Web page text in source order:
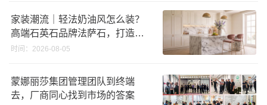
家装潮流｜轻法奶油风怎么装？
高端石英石品牌法萨石，打造质
感橱柜台面
时间：2026-08-05
蒙娜丽莎集团管理团队到终端
去，厂商同心找到市场的答案